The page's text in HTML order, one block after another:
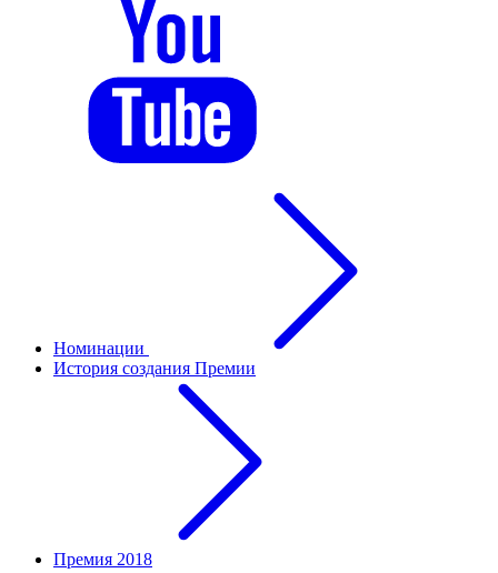
Номинации
История создания Премии
Премия 2018